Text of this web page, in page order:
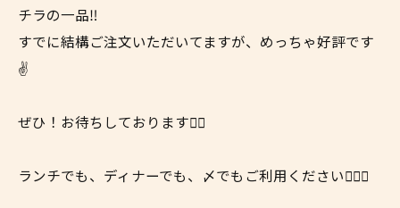
チラの一品‼️
すでに結構ご注文いただいてますが、めっちゃ好評です
✌️
ぜひ！お待ちしております🖐🏽
ランチでも、ディナーでも、〆でもご利用ください👍🏼🍯